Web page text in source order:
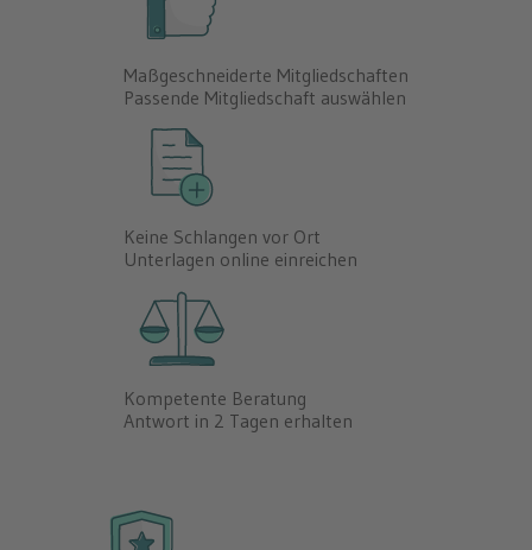
Maßgeschneiderte Mitgliedschaften
Passende Mitgliedschaft auswählen
Keine Schlangen vor Ort
Unterlagen online einreichen
Kompetente Beratung
Antwort in 2 Tagen erhalten